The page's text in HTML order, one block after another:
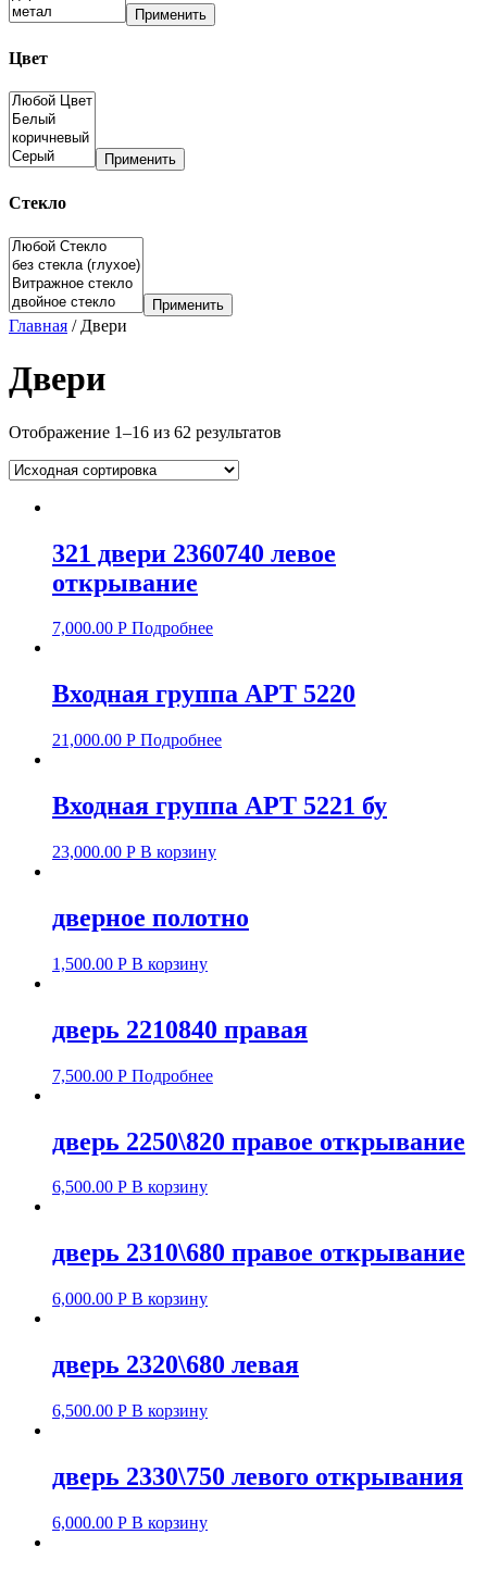
Применить
Цвет
Применить
Стекло
Применить
Главная / Двери
Двери
Отображение 1–16 из 62 результатов
321 двери 2360740 левое
открывание
7,000.00 Р Подробнее
Входная группа АРТ 5220
21,000.00 Р Подробнее
Входная группа АРТ 5221 бу
23,000.00 Р В корзину
дверное полотно
1,500.00 Р В корзину
дверь 2210840 правая
7,500.00 Р Подробнее
дверь 2250\820 правое открывание
6,500.00 Р В корзину
дверь 2310\680 правое открывание
6,000.00 Р В корзину
дверь 2320\680 левая
6,500.00 Р В корзину
дверь 2330\750 левого открывания
6,000.00 Р В корзину